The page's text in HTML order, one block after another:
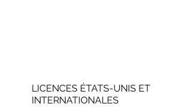
LICENCES ÉTATS-UNIS ET
INTERNATIONALES